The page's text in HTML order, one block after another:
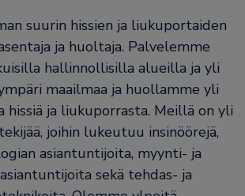
suurin hissien ja liukuportaiden
ja huoltaja. Palvelemme
hallinnollisilla alueilla ja yli
maailmaa ja huollamme yli
hissiä ja liukuporrasta. Meillä on yli
joihin lukeutuu insinöörejä,
asiantuntijoita, myynti- ja
sekä tehdas- ja